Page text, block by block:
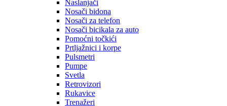
Naslanjači
Nosači bidona
Nosači za telefon
Nosači bicikala za auto
Pomoćni točkići
Prtljažnici i korpe
Pulsmetri
Pumpe
Svetla
Retrovizori
Rukavice
Trenažeri